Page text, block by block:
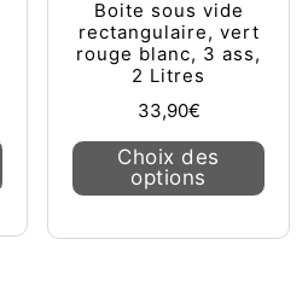
Ce produit a plusieurs variations.
Boite sous vide
rectangulaire, vert
rouge blanc, 3 ass,
2 Litres
33,90€
Choix des
options